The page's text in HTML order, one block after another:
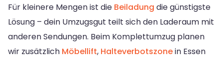
Für kleinere Mengen ist die Beiladung die günstigste
Lösung – dein Umzugsgut teilt sich den Laderaum mit
anderen Sendungen. Beim Komplettumzug planen
wir zusätzlich Möbellift, Halteverbotszonein Essen